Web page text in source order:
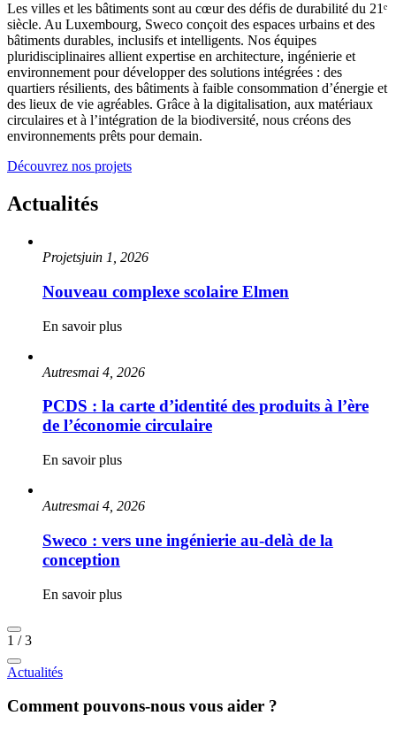
Les villes et les bâtiments sont au cœur des défis de durabilité du 21ᵉ
siècle. Au Luxembourg, Sweco conçoit des espaces urbains et des
bâtiments durables, inclusifs et intelligents. Nos équipes
pluridisciplinaires allient expertise en architecture, ingénierie et
environnement pour développer des solutions intégrées : des
quartiers résilients, des bâtiments à faible consommation d’énergie et
des lieux de vie agréables. Grâce à la digitalisation, aux matériaux
circulaires et à l’intégration de la biodiversité, nous créons des
environnements prêts pour demain.
Découvrez nos projets
Actualités
Projetsjuin 1, 2026
Nouveau complexe scolaire Elmen
En savoir plus
Autresmai 4, 2026
PCDS : la carte d’identité des produits à l’ère
de l’économie circulaire
En savoir plus
Autresmai 4, 2026
Sweco : vers une ingénierie au-delà de la
conception
En savoir plus
1 /3
Actualités
Comment pouvons-nous vous aider ?